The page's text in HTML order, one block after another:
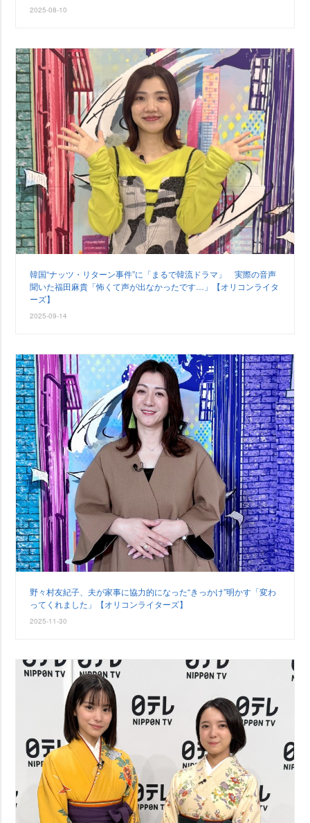
2025-08-10
韓国“ナッツ・リターン事件”に「まるで韓流ドラマ」 実際の音声
聞いた福田麻貴「怖くて声が出なかったです…」【オリコンライタ
ーズ】
2025-09-14
野々村友紀子、夫が家事に協力的になった“きっかけ”明かす「変わ
ってくれました」【オリコンライターズ】
2025-11-30